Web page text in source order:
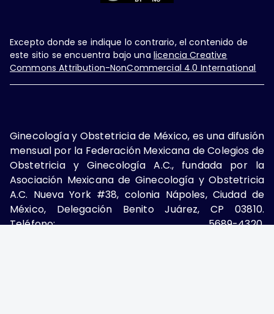
Excepto donde se indique lo contrario, el contenido de
este sitio se encuentra bajo una licencia Creative
Commons Attribution-NonCommercial 4.0 International
Ginecología y Obstetricia de México, es una difusión
mensual por la Federación Mexicana de Colegios de
Obstetricia y Ginecología A.C., fundada por la
Asociación Mexicana de Ginecología y Obstetricia
A.C. Nueva York #38, colonia Nápoles, Ciudad de
México, Delegación Benito Juárez, CP 03810.
Teléfono: 5689-4320,